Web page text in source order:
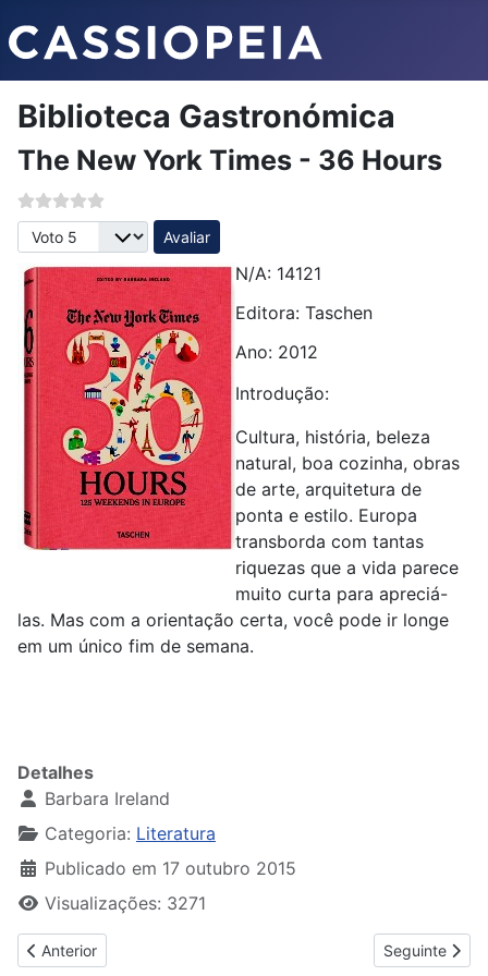
Biblioteca Gastronómica
The New York Times - 36 Hours
Avalie, por favor
N/A: 14121
Editora: Taschen
Ano: 2012
Introdução:
Cultura, história, beleza
natural, boa cozinha, obras
de arte, arquitetura de
ponta e estilo. Europa
transborda com tantas
riquezas que a vida parece
muito curta para apreciá-
las. Mas com a orientação certa, você pode ir longe
em um único fim de semana.
Detalhes
Barbara Ireland
Categoria: Literatura
Publicado em 17 outubro 2015
Visualizações: 3271
Artigo anterior: Digestão Nojenta
Anterior Artigo
Seguinte